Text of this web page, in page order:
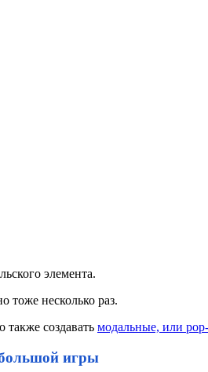
элемента.
тоже несколько раз.
также создавать модальные, или
игры